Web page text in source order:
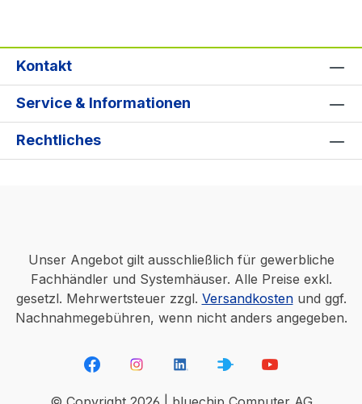
Kontakt
Service & Informationen
Rechtliches
Unser Angebot gilt ausschließlich für gewerbliche
Fachhändler und Systemhäuser. Alle Preise exkl.
gesetzl. Mehrwertsteuer zzgl. Versandkostenund ggf.
Nachnahmegebühren, wenn nicht anders angegeben.